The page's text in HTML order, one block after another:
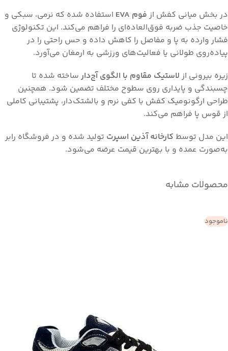
در بخش میانی کفش از فوم EVA
استفاده شده که نرمی، سبکی و
خاصیت جذب ضربه فوق‌العاده‌ای را فراهم می‌کند. این تکنولوژی
فشار وارده به پا و مفاصل را کاهش داده و حس راحتی را در
پیاده‌روی طولانی یا فعالیت‌های ورزشی به ارمغان می‌آورد.
زیره بیرونی از لاستیک مقاوم با الگوی آج‌دار ساخته شده تا
چسبندگی و پایداری روی سطوح مختلف تضمین شود. همچنین
طراحی ارگونومیک کفش با کفی نرم و بالشتک‌دار، پشتیبانی کاملی
از قوس پا فراهم می‌کند.
این مدل توسط کارخانه آذین اسپرت تولید شده و در فروشگاه رابر
به‌صورت عمده و با بهترین قیمت عرضه می‌شود.
محصولات مشابه
ناموجود